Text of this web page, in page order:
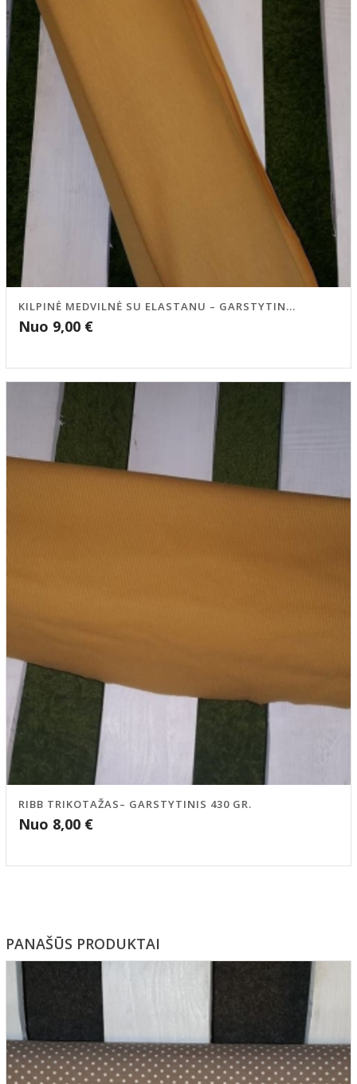
KILPINĖ MEDVILNĖ SU ELASTANU – GARSTYTIN...
Nuo 9,00 €
RIBB TRIKOTAŽAS– GARSTYTINIS 430 GR.
Nuo 8,00 €
PANAŠŪS PRODUKTAI